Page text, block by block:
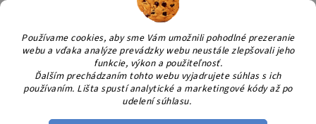
Používame cookies, aby sme Vám umožnili pohodlné prezeranie
webu a vďaka analýze prevádzky webu neustále zlepšovali jeho
funkcie, výkon a použiteľnosť.
Ďalším prechádzaním tohto webu vyjadrujete súhlas s ich
používaním. Lišta spustí analytické a marketingové kódy až po
udelení súhlasu.
Prejsť
obsah